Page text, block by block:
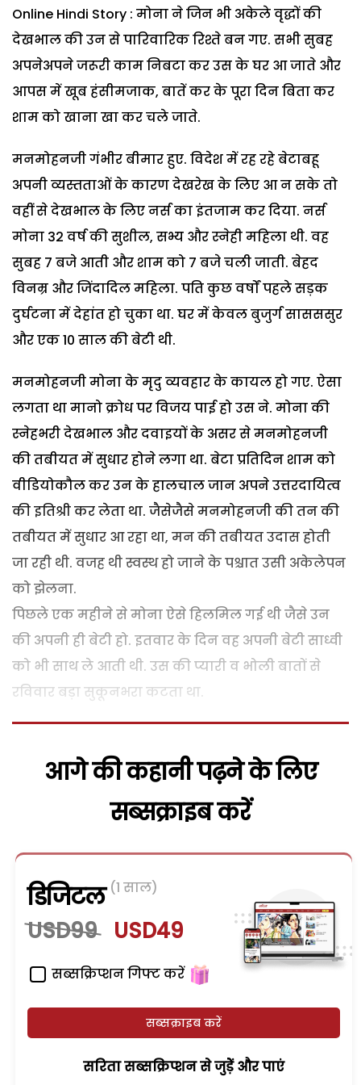
Online Hindi Story : मोना ने जिन भी अकेले वृद्धों की
देखभाल की उन से पारिवारिक रिश्ते बन गए. सभी सुबह
अपनेअपने जरूरी काम निबटा कर उस के घर आ जाते और
आपस में खूब हंसीमजाक, बातें कर के पूरा दिन बिता कर
शाम को खाना खा कर चले जाते.
मनमोहनजी गंभीर बीमार हुए. विदेश में रह रहे बेटाबहू
अपनी व्यस्तताओं के कारण देखरेख के लिए आ न सके तो
वहीं से देखभाल के लिए नर्स का इंतजाम कर दिया. नर्स
मोना 32 वर्ष की सुशील, सभ्य और स्नेही महिला थी. वह
सुबह 7 बजे आती और शाम को 7 बजे चली जाती. बेहद
विनम्र और जिंदादिल महिला. पति कुछ वर्षों पहले सड़क
दुर्घटना में देहांत हो चुका था. घर में केवल बुजुर्ग सासससुर
और एक 10 साल की बेटी थी.
मनमोहनजी मोना के मृदु व्यवहार के कायल हो गए. ऐसा
लगता था मानो क्रोध पर विजय पाई हो उस ने. मोना की
स्नेहभरी देखभाल और दवाइयों के असर से मनमोहनजी
की तबीयत में सुधार होने लगा था. बेटा प्रतिदिन शाम को
वीडियोकौल कर उन के हालचाल जान अपने उत्तरदायित्व
की इतिश्री कर लेता था. जैसेजैसे मनमोहनजी की तन की
तबीयत में सुधार आ रहा था, मन की तबीयत उदास होती
जा रही थी. वजह थी स्वस्थ हो जाने के पश्चात उसी अकेलेपन
को झेलना.
पिछले एक महीने से मोना ऐसे हिलमिल गई थी जैसे उन
की अपनी ही बेटी हो. इतवार के दिन वह अपनी बेटी साध्वी
को भी साथ ले आती थी. उस की प्यारी व भोली बातों से
रविवार बड़ा सुकूनभरा कटता था.
आगे की कहानी पढ़ने के लिए
सब्सक्राइब करें
डिजिटल (1 साल)
USD99 USD49
सब्सक्रिप्शन गिफ्ट करें
सब्सक्राइब करें
सरिता सब्सक्रिप्शन से जुड़ेें और पाएं